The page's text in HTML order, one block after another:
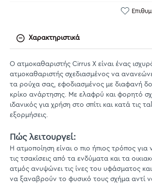
Χαρακτηριστικά
Ο ατμοκαθαριστής Cirrus X είναι ένας
ατμοκαθαριστής σχεδιασμένος να
τα ρούχα σας, εφοδιασμένος με διαφανή
κρίκο ανάρτησης. Με ελαφρύ και φορητό
ιδανικός για χρήση στο σπίτι και κατά τις
εξορμήσεις.
Πώς λειτουργεί:
Η ατμοποίηση είναι ο πιο ήπιος τρόπος για
τις τσακίσεις από τα ενδύματα και τα
ατμός ανυψώνει τις ίνες του υφάσματος και
να ξαναβρούν το φυσικό τους σχήμα αντί